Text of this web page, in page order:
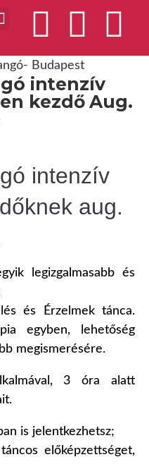
intenzív
kezdő Aug.
intenzív
aug.
legizgalmasabb és
és Érzelmek tánca.
egyben, lehetőség
megismerésére.
3 óra alatt
is jelentkezhetsz;
előképzettséget,